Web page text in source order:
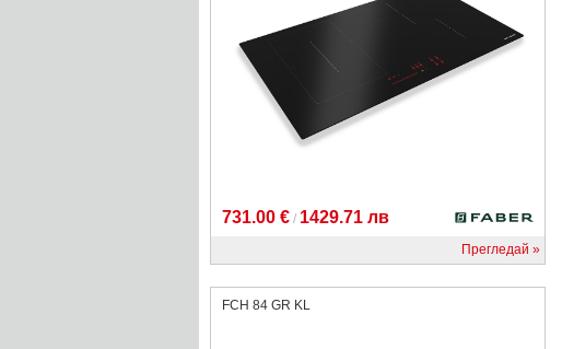
731.00 € / 1429.71 лв
Прегледай
FCH 84 GR KL